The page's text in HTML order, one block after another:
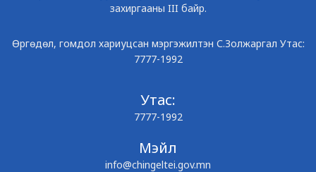
захиргааны III байр.
Өргөдөл, гомдол хариуцсан мэргэжилтэн С.Золжаргал Утас:
7777-1992
Утас:
7777-1992
Мэйл
info@chingeltei.gov.mn